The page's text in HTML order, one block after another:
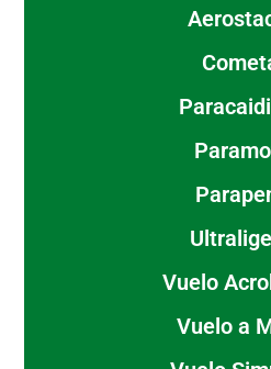
Vuelo
Vuelo a